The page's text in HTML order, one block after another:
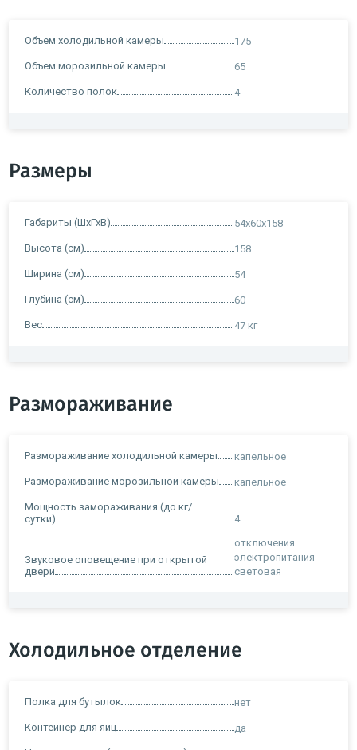
Объем холодильной камеры 175
Объем морозильной камеры 65
Количество полок 4
Размеры
Габариты (ШхГхВ) 54x60x158
Высота (см) 158
Ширина (см) 54
Глубина (см) 60
Вес 47 кг
Размораживание
Размораживание холодильной камеры капельное
Размораживание морозильной камеры капельное
Мощность замораживания (до кг/
сутки)
4
Звуковое оповещение при открытой
двери
отключения
электропитания -
световая
Холодильное отделение
Полка для бутылок нет
Контейнер для яиц да